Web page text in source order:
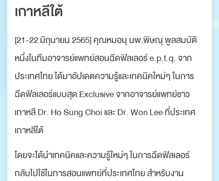
เกาหลีใต้
[21-22 มิถุนายน 2565] คุณหมอนุ นพ.พิษณุ พูลสมบัติ
หนึ่งในทีมอาจารย์แพทย์สอนฉีดฟิลเลอร์ e.p.t.q. จาก
ประเทศไทย ได้มาอัปเดตความรู้และเทคนิคใหม่ๆ ในการ
ฉีดฟิลเลอร์แบบสุด Exclusive จากอาจารย์แพทย์ชาว
เกาหลี Dr. Ho Sung Choi และ Dr. Won Lee ที่ประเทศ
เกาหลีใต้
โดยจะได้นำเทคนิคและความรู้ใหม่ๆ ในการฉีดฟิลเลอร์
กลับไปใช้ในการสอนแพทย์ที่ประเทศไทย สำหรับงาน